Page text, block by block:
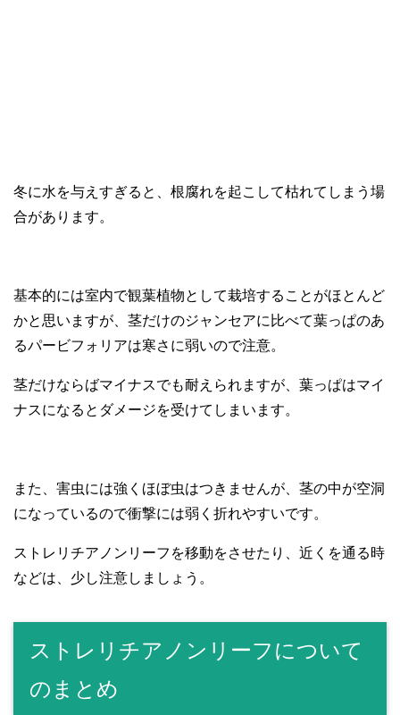
冬に水を与えすぎると、根腐れを起こして枯れてしまう場
合があります。
基本的には室内で観葉植物として栽培することがほとんど
かと思いますが、茎だけのジャンセアに比べて葉っぱのあ
るパービフォリアは寒さに弱いので注意。
茎だけならばマイナスでも耐えられますが、葉っぱはマイ
ナスになるとダメージを受けてしまいます。
また、害虫には強くほぼ虫はつきませんが、茎の中が空洞
になっているので衝撃には弱く折れやすいです。
ストレリチアノンリーフを移動をさせたり、近くを通る時
などは、少し注意しましょう。
ストレリチアノンリーフについて
のまとめ